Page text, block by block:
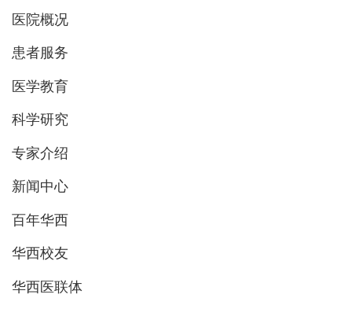
医院概况
患者服务
医学教育
科学研究
专家介绍
新闻中心
百年华西
华西校友
华西医联体